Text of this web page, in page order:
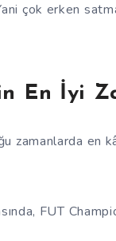
çok erken
En İyi
zamanlarda en
FUT